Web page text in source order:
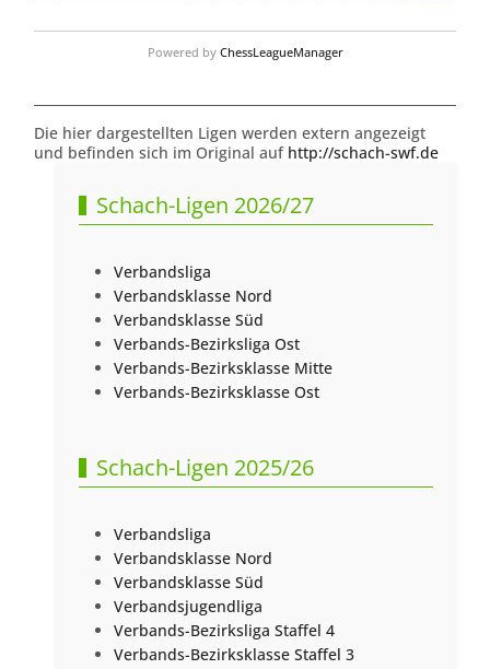
Powered by ChessLeagueManager
Die hier dargestellten Ligen werden extern angezeigt
und befinden sich im Original auf http://schach-swf.de
Schach-Ligen 2026/27
Verbandsliga
Verbandsklasse Nord
Verbandsklasse Süd
Verbands-Bezirksliga Ost
Verbands-Bezirksklasse Mitte
Verbands-Bezirksklasse Ost
Schach-Ligen 2025/26
Verbandsliga
Verbandsklasse Nord
Verbandsklasse Süd
Verbandsjugendliga
Verbands-Bezirksliga Staffel 4
Verbands-Bezirksklasse Staffel 3